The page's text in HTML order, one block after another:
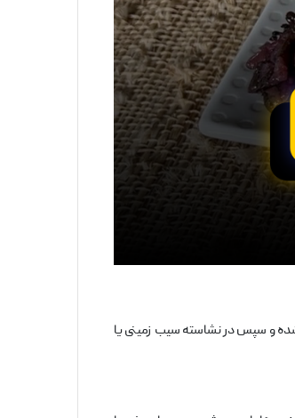
و سپس در نشاسته سیب ‌زمینی یا